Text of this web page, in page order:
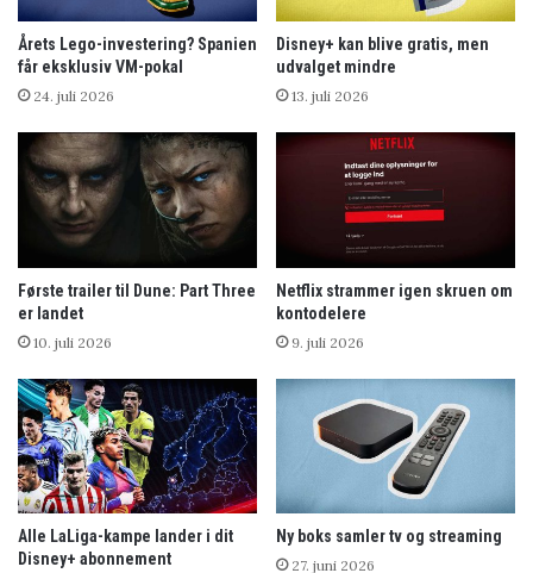
Årets Lego-investering? Spanien
får eksklusiv VM-pokal
24. juli 2026
Disney+ kan blive gratis, men
udvalget mindre
13. juli 2026
Første trailer til Dune: Part Three
er landet
10. juli 2026
Netflix strammer igen skruen om
kontodelere
9. juli 2026
Alle LaLiga-kampe lander i dit
Disney+ abonnement
Ny boks samler tv og streaming
27. juni 2026